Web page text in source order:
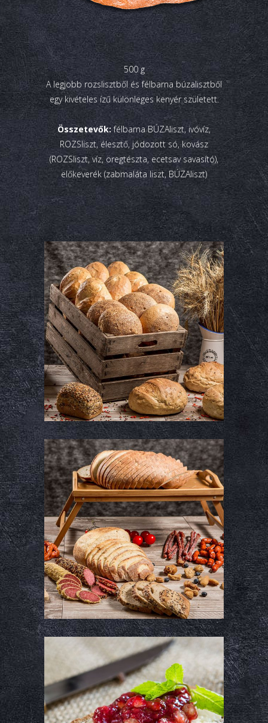
500 g
A legjobb rozslisztből és félbarna búzalisztből
egy kivételes ízű különleges kenyér született.
Összetevők:félbarna BÚZAliszt, ivóvíz,
ROZSliszt, élesztő, jódozott só, kovász
(ROZSliszt, víz, öregtészta, ecetsav savasító),
előkeverék (zabmaláta liszt, BÚZAliszt)